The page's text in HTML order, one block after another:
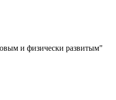
и физически развитым"